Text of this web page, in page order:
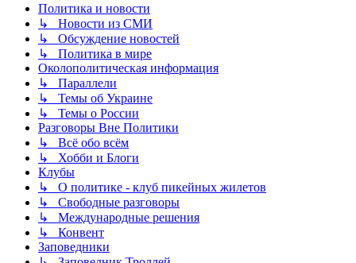
Политика и новости
↳ Новости из СМИ
↳ Обсуждение новостей
↳ Политика в мире
Околополитическая информация
↳ Параллели
↳ Темы об Украине
↳ Темы о России
Разговоры Вне Политики
↳ Всё обо всём
↳ Хобби и Блоги
Клубы
↳ О политике - клуб пикейных жилетов
↳ Свободные разговоры
↳ Международные решения
↳ Конвент
Заповедники